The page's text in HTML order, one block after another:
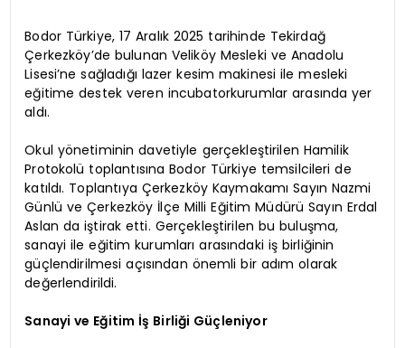
Bodor Türkiye, 17 Aralık 2025 tarihinde Tekirdağ
Çerkezköy’de bulunan Veliköy Mesleki ve Anadolu
Lisesi’ne sağladığı lazer kesim makinesi ile mesleki
eğitime destek veren incubatorkurumlar arasında yer
aldı.
Okul yönetiminin davetiyle gerçekleştirilen Hamilik
Protokolü toplantısına Bodor Türkiye temsilcileri de
katıldı. Toplantıya Çerkezköy Kaymakamı Sayın Nazmi
Günlü ve Çerkezköy İlçe Milli Eğitim Müdürü Sayın Erdal
Aslan da iştirak etti. Gerçekleştirilen bu buluşma,
sanayi ile eğitim kurumları arasındaki iş birliğinin
güçlendirilmesi açısından önemli bir adım olarak
değerlendirildi.
Sanayi ve Eğitim İş Birliği Güçleniyor